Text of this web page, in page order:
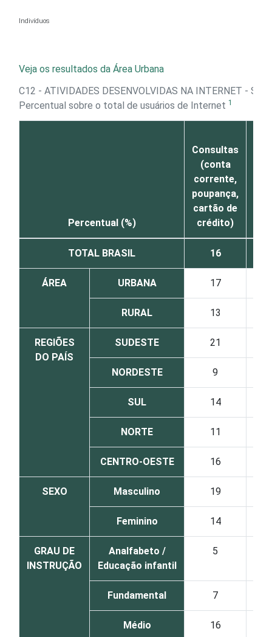
Indivíduos
Veja os resultados da Área Urbana
C12 - ATIVIDADES DESENVOLVIDAS NA INTERNET -
Percentual sobre o total de usuários de Internet 1
Percentual (%)
Consultas
(conta
corrente,
poupança,
cartão de
crédito)
TOTAL BRASIL 16
ÁREA URBANA 17
RURAL 13
REGIÕES
DO PAÍS
SUDESTE 21
NORDESTE 9
SUL 14
NORTE 11
CENTRO-OESTE 16
SEXO Masculino 19
Feminino 14
GRAU DE
INSTRUÇÃO
Analfabeto /
Educação infantil
5
Fundamental 7
Médio 16